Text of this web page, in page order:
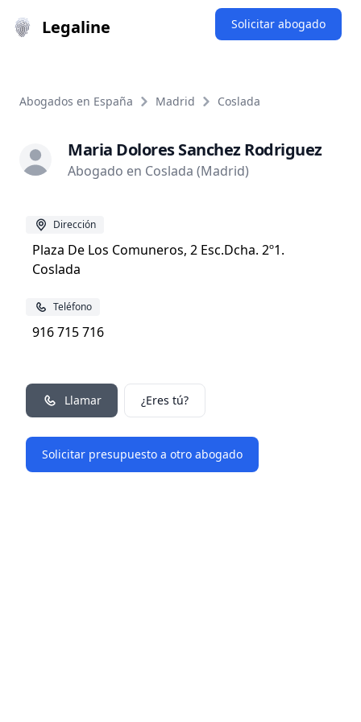
Legaline Solicitar abogado
Abogados en España Madrid Coslada
Maria Dolores Sanchez Rodriguez
Abogado en Coslada (Madrid)
Dirección
Plaza De Los Comuneros, 2 Esc.Dcha. 2º1.
Coslada
Teléfono
916 715 716
Llamar ¿Eres tú?
Solicitar presupuesto a otro abogado